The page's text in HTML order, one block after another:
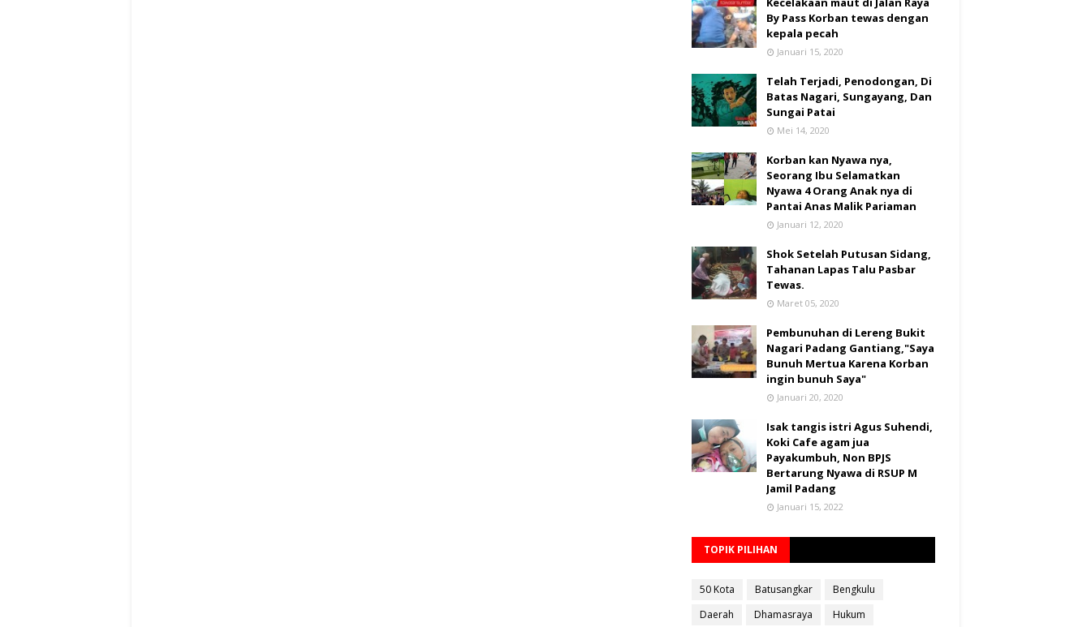
By Pass Korban tewas dengan
kepala pecah
Januari 15, 2020
Telah Terjadi, Penodongan, Di
Batas Nagari, Sungayang, Dan
Sungai Patai
Mei 14, 2020
Korban kan Nyawa nya,
Seorang Ibu Selamatkan
Nyawa 4 Orang Anak nya di
Pantai Anas Malik Pariaman
Januari 12, 2020
Shok Setelah Putusan Sidang,
Tahanan Lapas Talu Pasbar
Tewas.
Maret 05, 2020
Pembunuhan di Lereng Bukit
Nagari Padang Gantiang,"Saya
Bunuh Mertua Karena Korban
ingin bunuh Saya"
Januari 20, 2020
Isak tangis istri Agus Suhendi,
Koki Cafe agam jua
Payakumbuh, Non BPJS
Bertarung Nyawa di RSUP M
Jamil Padang
Januari 15, 2022
TOPIK PILIHAN
50 Kota Batusangkar
Bengkulu
Daerah
Dhamasraya Hukum